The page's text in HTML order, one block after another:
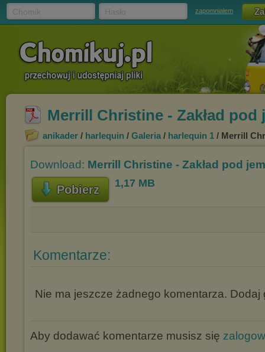
zapomniałem
Merrill Christine - Zakład pod
anikader / harlequin / Galeria / harlequin 1 / Merrill
Download: Merrill Christine - Zakład pod
Pobierz 1,17 MB
Komentarze:
Nie ma jeszcze żadnego komentarza. Dodaj
Aby dodawać komentarze musisz się